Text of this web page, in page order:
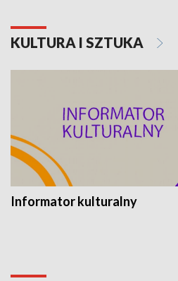
KULTURA I SZTUKA
Informator kulturalny